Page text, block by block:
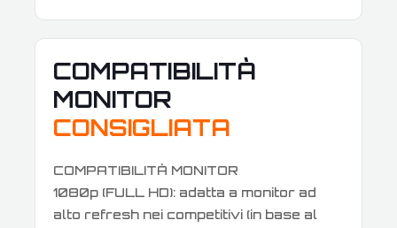
COMPATIBILITÀ
MONITOR
CONSIGLIATA
COMPATIBILITÀ MONITOR
1080p (FULL HD): adatta a monitor ad
alto refresh nei competitivi (in base al